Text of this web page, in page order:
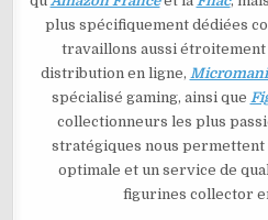
plus spécifiquement dédiées
travaillons aussi étroitement
distribution en ligne,
spécialisé gaming, ainsi que
collectionneurs les plus
stratégiques nous
optimale et un service de
figurines collector